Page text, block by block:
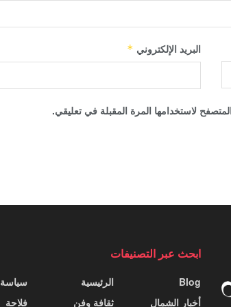
البريد الإلكتروني *
لاستخدامها المرة المقبلة في تعليقي.
ابحث عبر التصنيفات
Blog
أخبار الشمال
الرئيسية
ثقافة وفن
سياسة
فلاحة